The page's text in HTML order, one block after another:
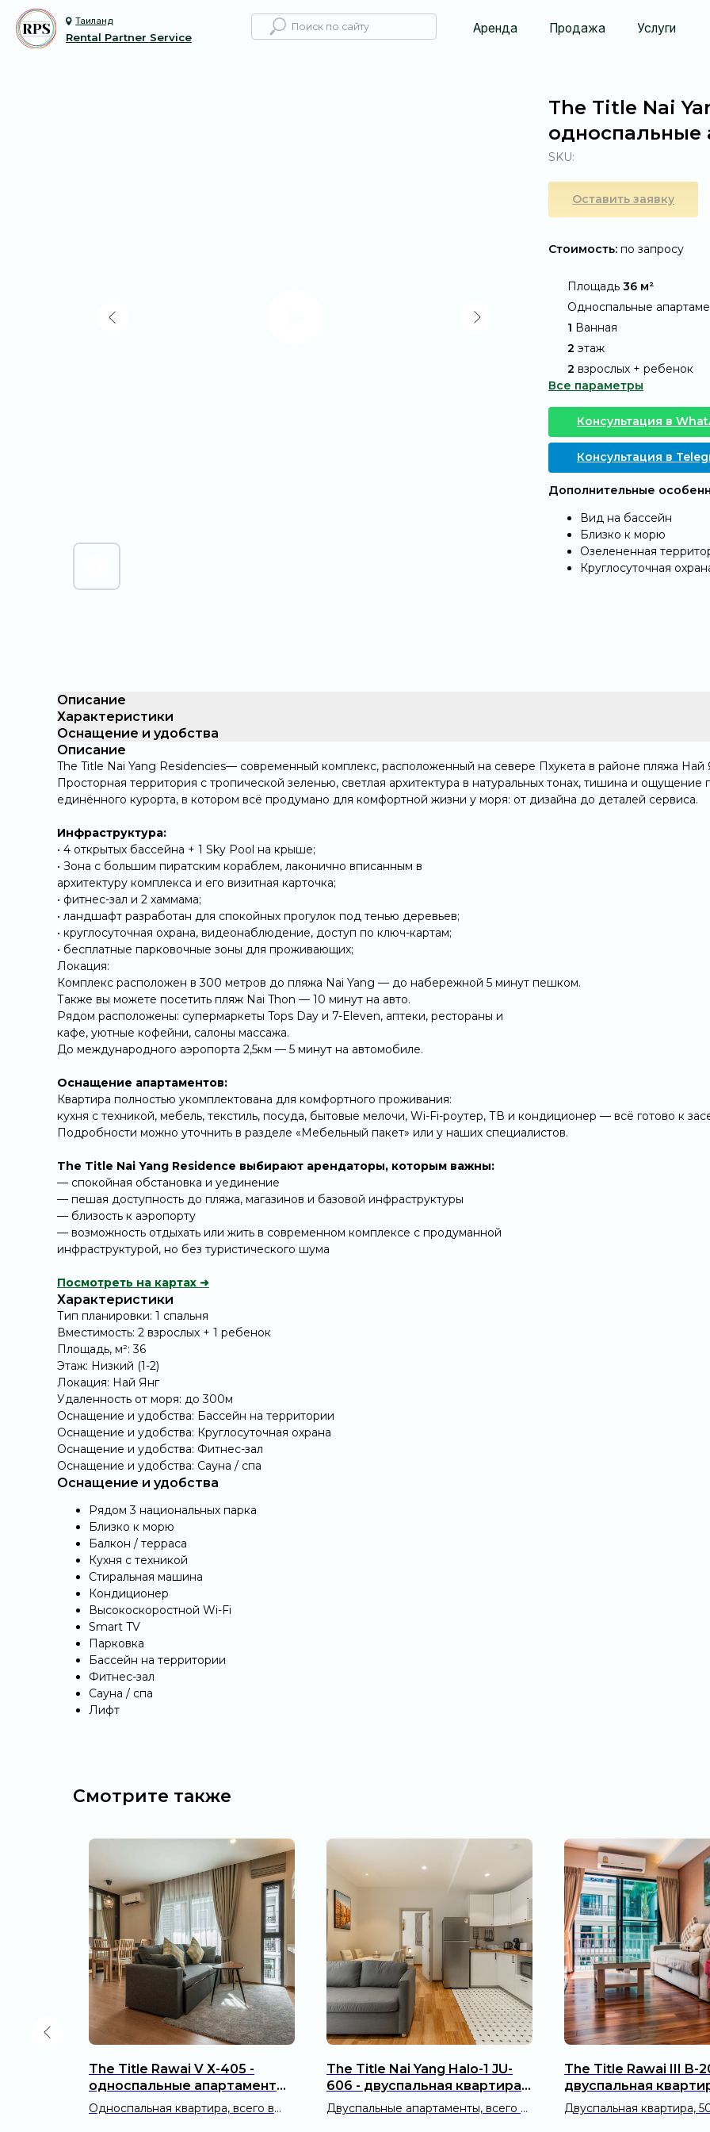
Продажа Услуги О компании
Таиланд
Rental Partner Service
The Title Nai
односпальные
SKU:
Оставить заявку
Стоимость: по запросу
Площадь 36 м²
Односпальные
1 Ванная
2 этаж
2 взрослых + ребенок
Все параметры
Консультация в
Консультация в
Дополнительные
Вид на бассейн
Близко к морю
Озелененная
Круглосуточная
Описание
Характеристики
Оснащение и удобства
Описание
The Title Nai Yang Residencies— современный комплекс, расположенный на севере Пхукета в районе пляжа Най
Просторная территория с тропической зеленью, светлая архитектура в натуральных тонах, тишина и ощущение
единённого курорта, в котором всё продумано для комфортной жизни у моря: от дизайна до деталей сервиса.
Инфраструктура:
• 4 открытых бассейна + 1 Sky Pool на крыше;
• Зона с большим пиратским кораблем, лаконично вписанным в
архитектуру комплекса и его визитная карточка;
• фитнес-зал и 2 хаммама;
• ландшафт разработан для спокойных прогулок под тенью деревьев;
• круглосуточная охрана, видеонаблюдение, доступ по ключ-картам;
• бесплатные парковочные зоны для проживающих;
Локация:
Комплекс расположен в 300 метров до пляжа Nai Yang — до набережной 5 минут пешком.
Также вы можете посетить пляж Nai Thon — 10 минут на авто.
Рядом расположены: супермаркеты Tops Day и 7-Eleven, аптеки, рестораны и
кафе, уютные кофейни, салоны массажа.
До международного аэропорта 2,5км — 5 минут на автомобиле.
Оснащение апартаментов:
Квартира полностью укомплектована для комфортного проживания:
кухня с техникой, мебель, текстиль, посуда, бытовые мелочи, Wi-Fi-роутер, ТВ и кондиционер — всё готово к
Подробности можно уточнить в разделе «Мебельный пакет» или у наших специалистов.
The Title Nai Yang Residence выбирают арендаторы, которым важны:
— спокойная обстановка и уединение
— пешая доступность до пляжа, магазинов и базовой инфраструктуры
— близость к аэропорту
— возможность отдыхать или жить в современном комплексе с продуманной
инфраструктурой, но без туристического шума
Посмотреть на картах ➜
Характеристики
Тип планировки: 1 спальня
Вместимость: 2 взрослых + 1 ребенок
Площадь, м²: 36
Этаж: Низкий (1-2)
Локация: Най Янг
Удаленность от моря: до 300м
Оснащение и удобства: Бассейн на территории
Оснащение и удобства: Круглосуточная охрана
Оснащение и удобства: Фитнес-зал
Оснащение и удобства: Сауна / спа
Оснащение и удобства
Рядом 3 национальных парка
Близко к морю
Балкон / терраса
Кухня с техникой
Стиральная машина
Кондиционер
Высокоскоростной Wi-Fi
Smart TV
Парковка
Бассейн на территории
Фитнес-зал
Сауна / спа
Лифт
Смотрите также
The Title Rawai V Х-405 -
односпальные апартаменты
(41 м²)
Односпальная квартира, всего в
The Title Nai Yang Halo-1 JU-
606 - двуспальная квартира
(60 м²)
Двуспальные апартаменты, всего в
The Title Rawai III B-
двуспальная
Двуспальная квартира,